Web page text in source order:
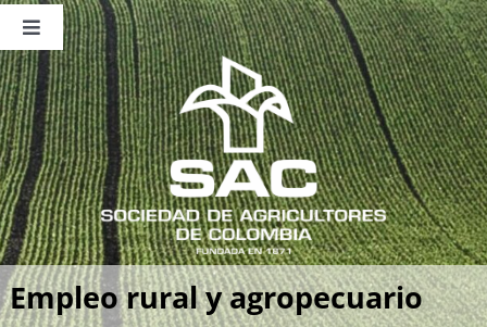
Saltar
contenido
Toggle
Navigation
Nosotros
Publicaciones
Sala de Prensa
Eventos
Empleo rural y agropecuario